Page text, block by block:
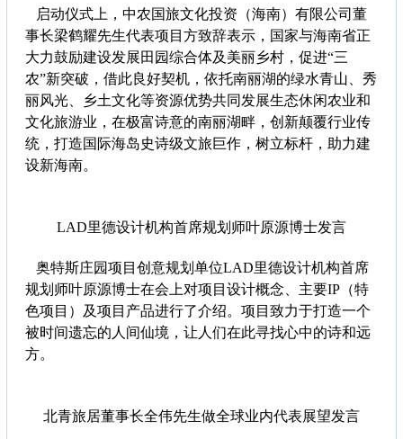
启动仪式上，中农国旅文化投资（海南）有限公司董
事长梁鹤耀先生代表项目方致辞表示，国家与海南省正
大力鼓励建设发展田园综合体及美丽乡村，促进“三
农”新突破，借此良好契机，依托南丽湖的绿水青山、秀
丽风光、乡土文化等资源优势共同发展生态休闲农业和
文化旅游业，在极富诗意的南丽湖畔，创新颠覆行业传
统，打造国际海岛史诗级文旅巨作，树立标杆，助力建
设新海南。
LAD里德设计机构首席规划师叶原源博士发言
奥特斯庄园项目创意规划单位LAD里德设计机构首席
规划师叶原源博士在会上对项目设计概念、主要IP（特
色项目）及项目产品进行了介绍。项目致力于打造一个
被时间遗忘的人间仙境，让人们在此寻找心中的诗和远
方。
北青旅居董事长全伟先生做全球业内代表展望发言